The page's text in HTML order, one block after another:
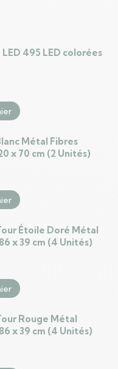
495 LED colorées
Métal Fibres
x 70 cm (2 Unités)
Étoile Doré Métal
x 39 cm (4 Unités)
Rouge Métal
x 39 cm (4 Unités)